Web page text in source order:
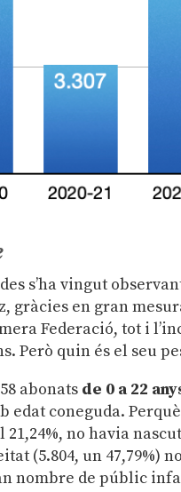
s’ha vingut
gràcies en gran
Federació, tot i
Però quin és el seu
abonats de 0 a 22
edat coneguda.
21,24%, no havia
(5.804, un 47,79%)
nombre de públic